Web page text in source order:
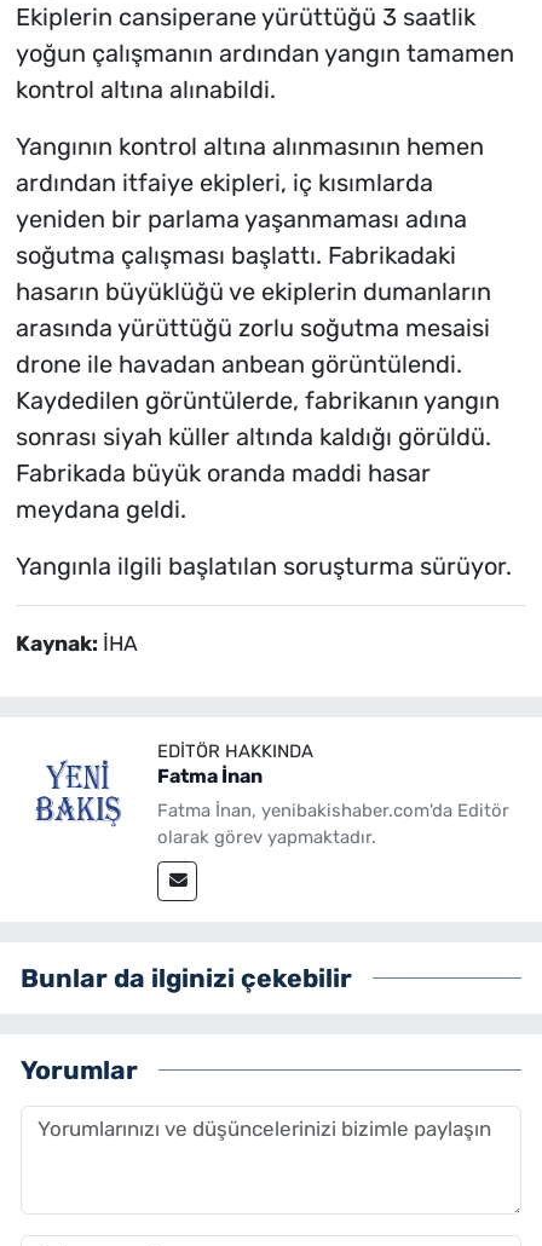
Ekiplerin cansiperane yürüttüğü 3 saatlik
yoğun çalışmanın ardından yangın tamamen
kontrol altına alınabildi.
Yangının kontrol altına alınmasının hemen
ardından itfaiye ekipleri, iç kısımlarda
yeniden bir parlama yaşanmaması adına
soğutma çalışması başlattı. Fabrikadaki
hasarın büyüklüğü ve ekiplerin dumanların
arasında yürüttüğü zorlu soğutma mesaisi
drone ile havadan anbean görüntülendi.
Kaydedilen görüntülerde, fabrikanın yangın
sonrası siyah küller altında kaldığı görüldü.
Fabrikada büyük oranda maddi hasar
meydana geldi.
Yangınla ilgili başlatılan soruşturma sürüyor.
Kaynak: İHA
EDITÖR HAKKINDA
Fatma İnan
Fatma İnan, yenibakishaber.com'da Editör
olarak görev yapmaktadır.
Bunlar da ilginizi çekebilir
Yorumlar